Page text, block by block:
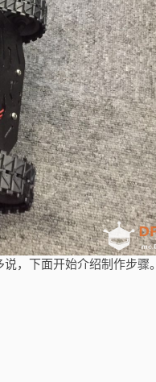
，下面开始介绍制作步骤。